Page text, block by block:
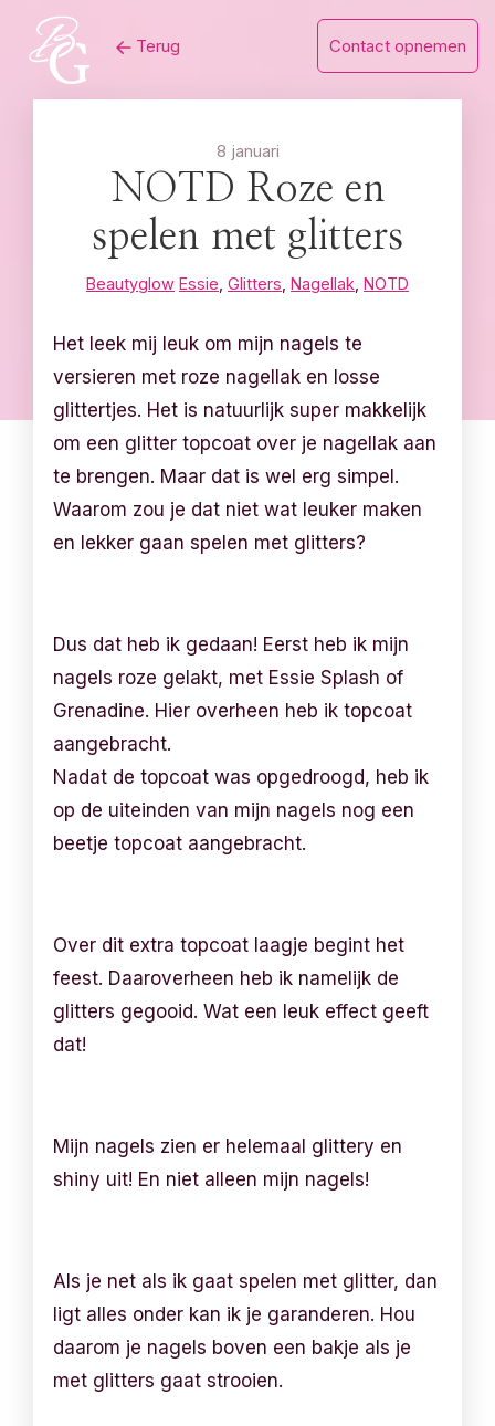
content
Terug Contact opnemen
8 januari
NOTD Roze en
spelen met glitters
Beautyglow Essie Glitters Nagellak NOTD
Het leek mij leuk om mijn nagels te
versieren met roze nagellak en losse
glittertjes. Het is natuurlijk super makkelijk
om een glitter topcoat over je nagellak aan
te brengen. Maar dat is wel erg simpel.
Waarom zou je dat niet wat leuker maken
en lekker gaan spelen met glitters?
Dus dat heb ik gedaan! Eerst heb ik mijn
nagels roze gelakt, met Essie Splash of
Grenadine. Hier overheen heb ik topcoat
aangebracht.
Nadat de topcoat was opgedroogd, heb ik
op de uiteinden van mijn nagels nog een
beetje topcoat aangebracht.
Over dit extra topcoat laagje begint het
feest. Daaroverheen heb ik namelijk de
glitters gegooid. Wat een leuk effect geeft
dat!
Mijn nagels zien er helemaal glittery en
shiny uit! En niet alleen mijn nagels!
Als je net als ik gaat spelen met glitter, dan
ligt alles onder kan ik je garanderen. Hou
daarom je nagels boven een bakje als je
met glitters gaat strooien.